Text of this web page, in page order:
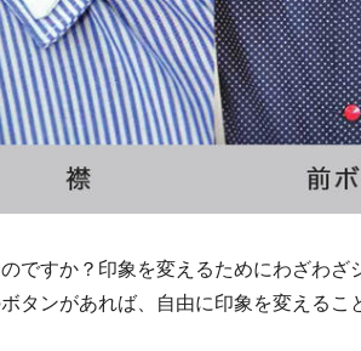
ですか？印象を変えるためにわざわざ
タンがあれば、自由に印象を変えるこ